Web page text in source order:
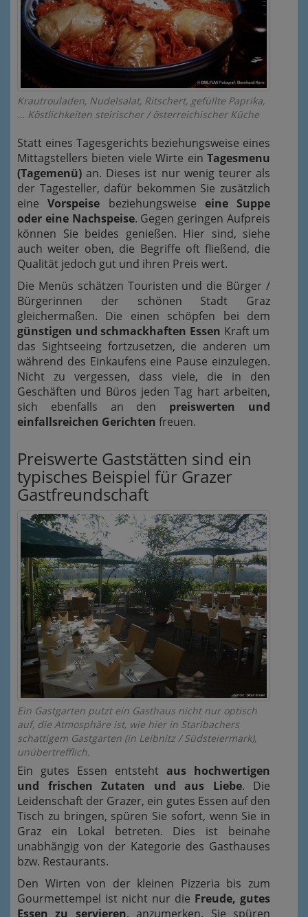
Krautrouladen, Nudelsalat, Ritschert, gefüllte Paprika,
… Köstlichkeiten steirischer / österreichischer Küche
Statt eines Tagesgerichts beziehungsweise eines
Mittagstellers bieten viele Wirte ein Tagesmenu
(Tagemenü) an. Dieses ist nur wenig teurer als
der Tagesteller, dafür bekommen Sie zusätzlich
eineVorspeise beziehungsweise eine Suppe
oder eine Nachspeise. Gegen geringen Aufpreis
können Sie beides genießen. Hier sind, siehe
auch weiter oben, die Begriffe oft fließend, die
Qualität jedoch gut und ihren Preis wert.
Die Menüs schätzen Touristen und die Bürger /
Bürgerinnen der schönen Stadt Graz
gleichermaßen. Die einen schöpfen bei dem
günstigen und schmackhaften Essen Kraft um
das Sightseeing fortzusetzen, die anderen um
während des Einkaufens eine Pause einzulegen.
Nicht zu vergessen, dass viele, die in den
Geschäften und Büros jeden Tag hart arbeiten,
sich ebenfalls an den preiswerten und
einfallsreichen Gerichten freuen.
Preiswerte Gaststätten sind ein
typisches Beispiel für Grazer
Gastfreundschaft
Ein Gastgarten putzt ein Gasthaus nicht nur optisch
auf, die Atmosphäre ist, wie hier in Staribachers
schattigem Gastgarten (in Leibnitz / Südsteiermark),
unübertrefflich.
Ein gutes Essen entsteht aus hochwertigen
und frischen Zutaten und aus Liebe. Die
Leidenschaft der Grazer, ein gutes Essen auf den
Tisch zu bringen, spüren Sie sofort, wenn Sie in
Graz ein Lokal betreten. Dies ist beinahe
unabhängig von der Kategorie des Gasthauses
bzw. Restaurants.
Den Wirten von der kleinen Pizzeria bis zum
Gourmettempel ist nicht nur die Freude, gutes
Essen zu servieren, anzumerken. Sie spüren